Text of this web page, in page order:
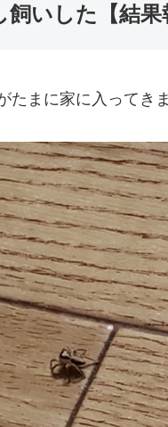
いした【結果
まに家に入ってきま